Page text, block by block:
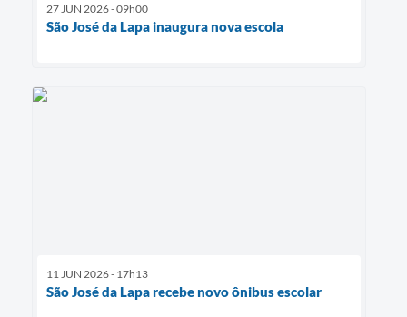
27 JUN 2026 - 09h00
São José da Lapa inaugura nova escola
11 JUN 2026 - 17h13
São José da Lapa recebe novo ônibus escolar